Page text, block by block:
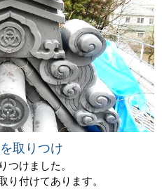
取りつけ
つけました。
り付けてあります。